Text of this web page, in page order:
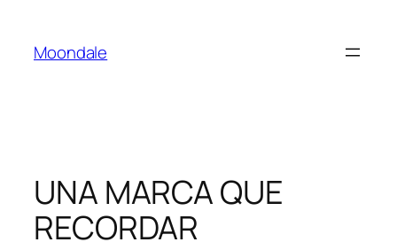
contenido
Moondale
UNA MARCA QUE
RECORDAR